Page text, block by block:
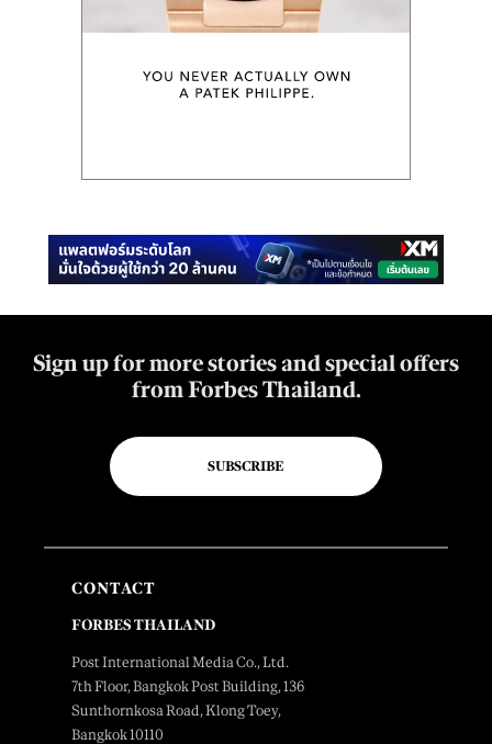
Sign up for more stories and special offers
from Forbes Thailand.
SUBSCRIBE
CONTACT
FORBES THAILAND
Post International Media Co., Ltd.
7th Floor, Bangkok Post Building, 136
Sunthornkosa Road, Klong Toey,
Bangkok 10110